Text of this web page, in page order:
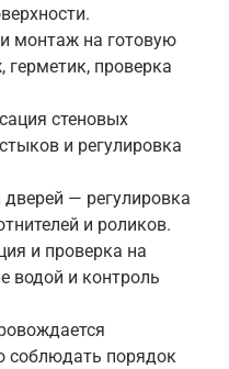
монтаж на готовую
герметик, проверка
стеновых
и регулировка
— регулировка
и роликов.
и проверка на
водой и контроль
соблюдать порядок